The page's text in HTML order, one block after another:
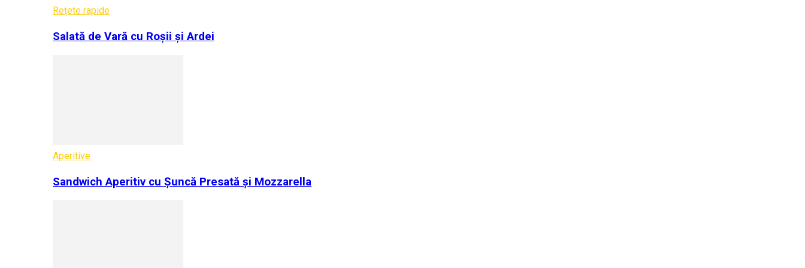
Rețete rapide
Salată de Vară cu Roșii și Ardei
Aperitive
Sandwich Aperitiv cu Șuncă Presată și Mozzarella